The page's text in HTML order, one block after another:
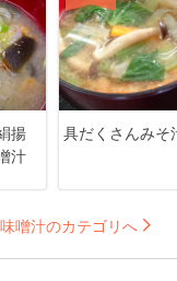
揚
汁
具だくさんみそ
味噌汁のカテゴリへ